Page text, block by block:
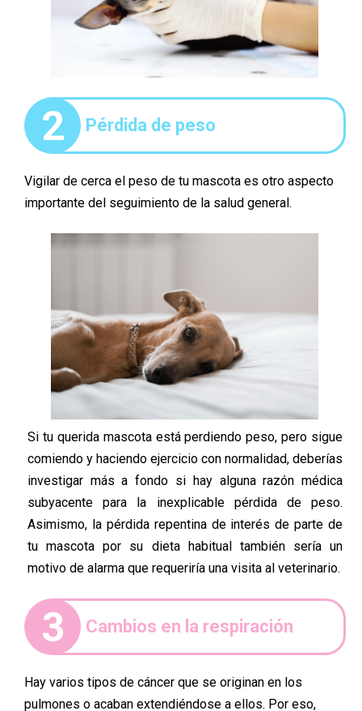
2 Pérdida de peso
Vigilar de cerca el peso de tu mascota es otro aspecto
importante del seguimiento de la salud general.
Si tu querida mascota está perdiendo peso, pero sigue
comiendo y haciendo ejercicio con normalidad, deberías
investigar más a fondo si hay alguna razón médica
subyacente para la inexplicable pérdida de peso.
Asimismo, la pérdida repentina de interés de parte de
tu mascota por su dieta habitual también sería un
motivo de alarma que requeriría una visita al veterinario.
3 Cambios en la respiración
Hay varios tipos de cáncer que se originan en los
pulmones o acaban extendiéndose a ellos. Por eso,